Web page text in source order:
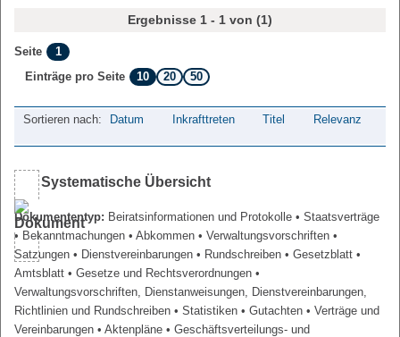
Ergebnisse 1 - 1 von (1)
Seite
1
Einträge pro Seite
10 20 50
Sortieren nach: Datum Inkrafttreten Titel Relevanz
Systematische Übersicht
Dokumententyp: Beiratsinformationen und Protokolle • Staatsverträge
• Bekanntmachungen • Abkommen • Verwaltungsvorschriften •
Satzungen • Dienstvereinbarungen • Rundschreiben • Gesetzblatt •
Amtsblatt • Gesetze und Rechtsverordnungen •
Verwaltungsvorschriften, Dienstanweisungen, Dienstvereinbarungen,
Richtlinien und Rundschreiben • Statistiken • Gutachten • Verträge und
Vereinbarungen • Aktenpläne • Geschäftsverteilungs- und